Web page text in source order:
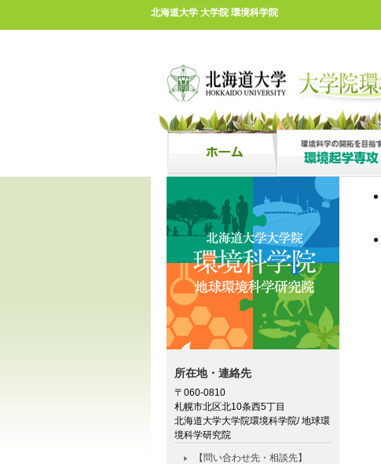
北海道大学 大学院 環境科学院
所在地・連絡先
〒060-0810
札幌市北区北10条西5丁目
北海道大学大学院環境科学院/ 地球環
境科学研究院
【問い合わせ先・相談先】